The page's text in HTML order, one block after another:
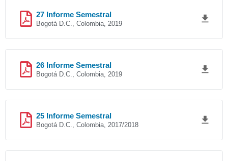
27 Informe Semestral
Bogotá D.C., Colombia, 2019
26 Informe Semestral
Bogotá D.C., Colombia, 2019
25 Informe Semestral
Bogotá D.C., Colombia, 2017/2018